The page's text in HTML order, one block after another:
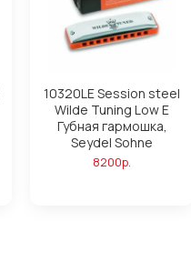
10320LE Session steel
Wilde Tuning Low E
Губная гармошка,
Seydel Sohne
8200р.